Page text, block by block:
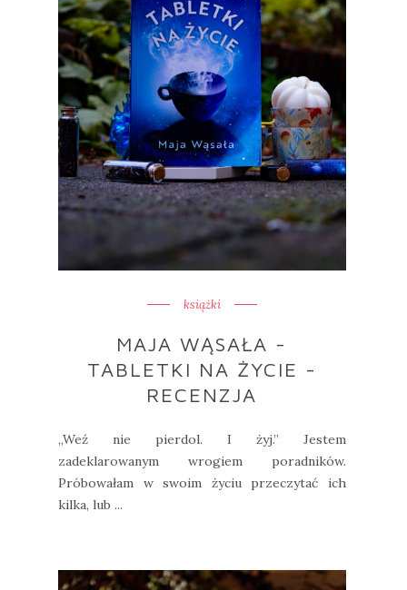
książki
MAJA WĄSAŁA -
TABLETKI NA ŻYCIE -
RECENZJA
„Weź nie pierdol. I żyj.” Jestem
zadeklarowanym wrogiem poradników.
Próbowałam w swoim życiu przeczytać ich
kilka, lub ...